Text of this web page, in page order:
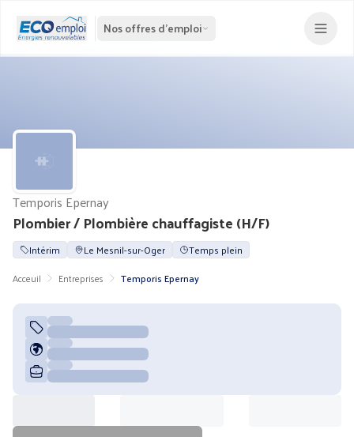
Nos offres d'emploi
Plombier / Plombière chauffagiste (H/F)
Temporis Epernay
Intérim Le Mesnil-sur-Oger
Temps plein
Acceuil
Entreprises Temporis Epernay